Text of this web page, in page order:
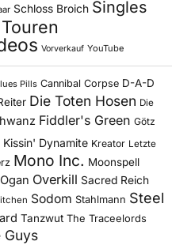
Schloss Broich Singles
Touren
Vorverkauf YouTube
Pills Cannibal Corpse D-A-D
Die Toten Hosen Die
Fiddler's Green Götz
Kissin' Dynamite Kreator Letzte
Mono Inc. Moonspell
Overkill Sacred Reich
Sodom Stahlmann Steel
Tanzwut The Traceelords
Guys